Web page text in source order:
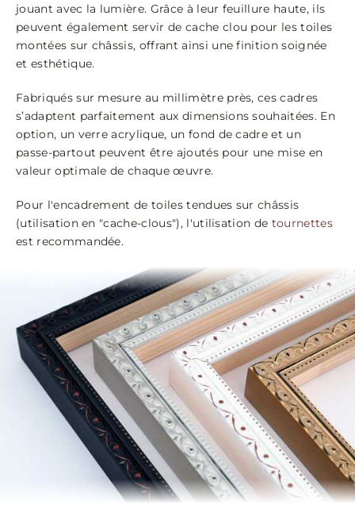
jouant avec la lumière. Grâce à leur feuillure haute, ils
peuvent également servir de cache clou pour les toiles
montées sur châssis, offrant ainsi une finition soignée
et esthétique.
Fabriqués sur mesure au millimètre près, ces cadres
s’adaptent parfaitement aux dimensions souhaitées. En
option, un verre acrylique, un fond de cadre et un
passe-partout peuvent être ajoutés pour une mise en
valeur optimale de chaque œuvre.
Pour l'encadrement de toiles tendues sur châssis
(utilisation en "cache-clous"), l'utilisation de tournettes
est recommandée.